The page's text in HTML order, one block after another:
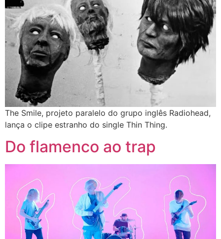
The Smile, projeto paralelo do grupo inglês Radiohead,
lança o clipe estranho do single Thin Thing.
Do flamenco ao trap